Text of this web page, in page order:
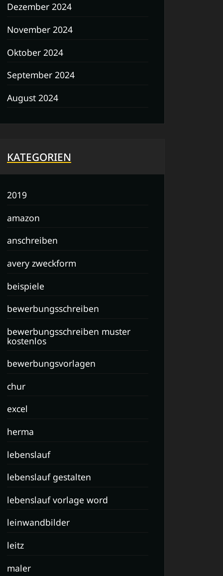
Dezember 2024
November 2024
Oktober 2024
September 2024
August 2024
KATEGORIEN
2019
amazon
anschreiben
avery zweckform
beispiele
bewerbungsschreiben
bewerbungsschreiben muster
kostenlos
bewerbungsvorlagen
chur
excel
herma
lebenslauf
lebenslauf gestalten
lebenslauf vorlage word
leinwandbilder
leitz
maler